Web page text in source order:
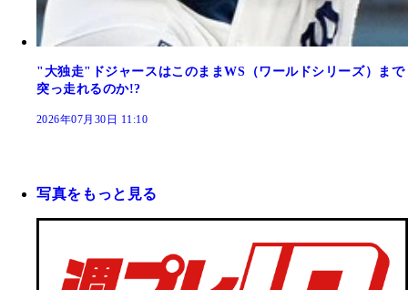
"大独走"ドジャースはこのままWS（ワールドシリーズ）まで
突っ走れるのか!?
2026年07月30日 11:10
写真をもっと見る